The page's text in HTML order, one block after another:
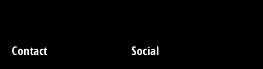
Contact Social